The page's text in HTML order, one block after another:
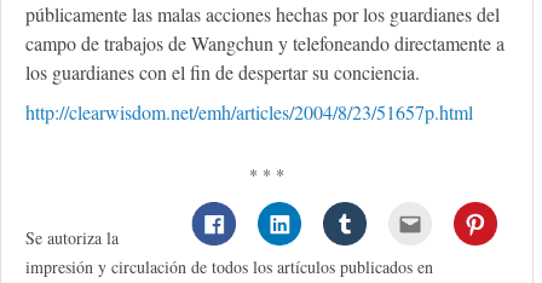
públicamente las malas acciones hechas por los guardianes del
campo de trabajos de Wangchun y telefoneando directamente a
los guardianes con el fin de despertar su conciencia.
http://clearwisdom.net/emh/articles/2004/8/23/51657p.html
* * *
Se autoriza la
impresión y circulación de todos los artículos publicados en